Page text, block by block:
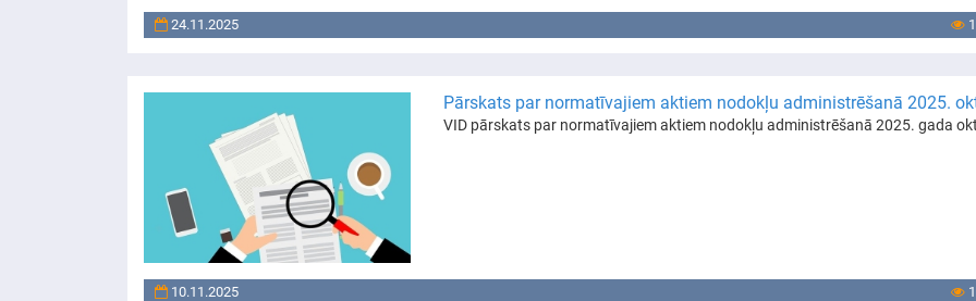
24.11.2025
Pārskats par normatīvajiem aktiem nodokļu administrēšanā 2025.
VID pārskats par normatīvajiem aktiem nodokļu administrēšanā 2025. gada
10.11.2025